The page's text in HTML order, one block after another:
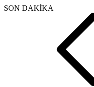
SON DAKİKA